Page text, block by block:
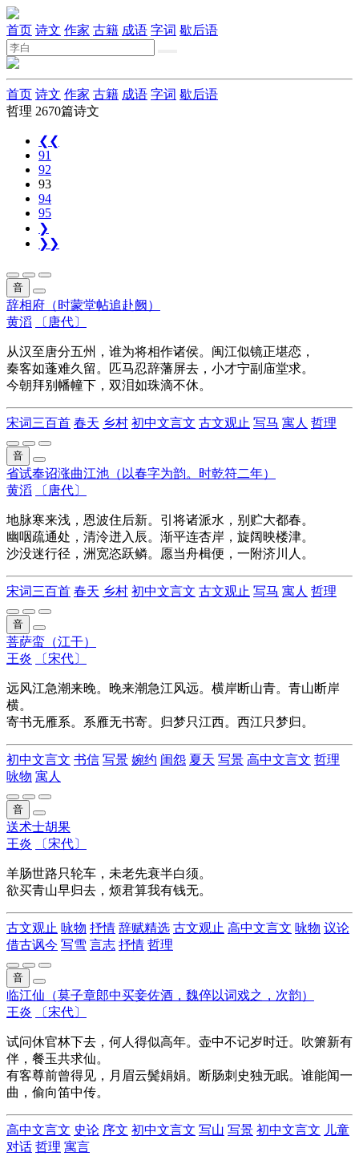
首页 诗文 作家 古籍 成语 字词 歇后语
首页 诗文 作家 古籍 成语 字词 歇后语
哲理 2670篇诗文
❮❮
91
92
93
94
95
❯
❯❯
音
辞相府（时蒙堂帖追赴阙）
黄滔
〔唐代〕
从汉至唐分五州，谁为将相作诸侯。闽江似镜正堪恋，
秦客如蓬难久留。匹马忍辞藩屏去，小才宁副庙堂求。
今朝拜别幡幢下，双泪如珠滴不休。
宋词三百首 春天 乡村 初中文言文 古文观止 写马 寓人 哲理
音
省试奉诏涨曲江池（以春字为韵。时乾符二年）
黄滔
〔唐代〕
地脉寒来浅，恩波住后新。引将诸派水，别贮大都春。
幽咽疏通处，清泠迸入辰。渐平连杏岸，旋阔映楼津。
沙没迷行径，洲宽恣跃鳞。愿当舟楫便，一附济川人。
宋词三百首 春天 乡村 初中文言文 古文观止 写马 寓人 哲理
音
菩萨蛮（江干）
王炎
〔宋代〕
远风江急潮来晚。晚来潮急江风远。横岸断山青。青山断岸
横。
寄书无雁系。系雁无书寄。归梦只江西。西江只梦归。
初中文言文 书信 写景 婉约 闺怨 夏天 写景 高中文言文 哲理
咏物 寓人
音
送术士胡果
王炎
〔宋代〕
羊肠世路只轮车，未老先衰半白须。
欲买青山早归去，烦君算我有钱无。
古文观止 咏物 抒情 辞赋精选 古文观止 高中文言文 咏物 议论
借古讽今 写雪 言志 抒情 哲理
音
临江仙（莫子章郎中买妾佐酒，魏倅以词戏之，次韵）
王炎
〔宋代〕
试问休官林下去，何人得似高年。壶中不记岁时迁。吹箫新有
伴，餐玉共求仙。
有客尊前曾得见，月眉云鬓娟娟。断肠刺史独无眠。谁能闻一
曲，偷向笛中传。
高中文言文 史论 序文 初中文言文 写山 写景 初中文言文 儿童
对话 哲理 寓言